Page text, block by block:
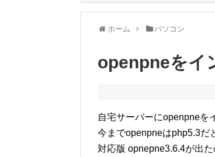
ホーム パソコン
openpneをイ
自宅サーバーにopenpneを
今までopenpneはphp5.3だ
対応版 opnepne3.6.4が出